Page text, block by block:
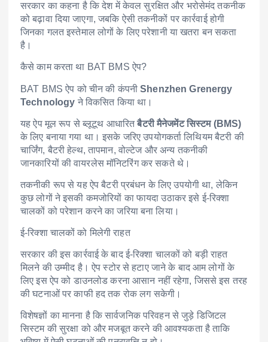
सरकार का कहना है कि देश में केवल सुरक्षित और भरोसेमंद तकनीक
को बढ़ावा दिया जाएगा, जबकि ऐसी तकनीकों पर कार्रवाई होगी
जिनका गलत इस्तेमाल लोगों के लिए परेशानी या खतरा बन सकता
है।
कैसे काम करता था BAT BMS ऐप?
BAT BMS ऐप को चीन की कंपनीShenzhen Grenergy
Technology ने विकसित किया था।
यह ऐप मूल रूप से ब्लूटूथ आधारितबैटरी मैनेजमेंट सिस्टम (BMS)
के लिए बनाया गया था। इसके जरिए उपयोगकर्ता लिथियम बैटरी की
चार्जिंग, बैटरी हेल्थ, तापमान, वोल्टेज और अन्य तकनीकी
जानकारियों की वायरलेस मॉनिटरिंग कर सकते थे।
तकनीकी रूप से यह ऐप बैटरी प्रबंधन के लिए उपयोगी था, लेकिन
कुछ लोगों ने इसकी कमजोरियों का फायदा उठाकर इसे ई-रिक्शा
चालकों को परेशान करने का जरिया बना लिया।
ई-रिक्शा चालकों को मिलेगी राहत
सरकार की इस कार्रवाई के बाद ई-रिक्शा चालकों को बड़ी राहत
मिलने की उम्मीद है। ऐप स्टोर से हटाए जाने के बाद आम लोगों के
लिए इस ऐप को डाउनलोड करना आसान नहीं रहेगा, जिससे इस तरह
की घटनाओं पर काफी हद तक रोक लग सकेगी।
विशेषज्ञों का मानना है कि सार्वजनिक परिवहन से जुड़े डिजिटल
सिस्टम की सुरक्षा को और मजबूत करने की आवश्यकता है ताकि